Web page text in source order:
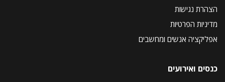
הצהרת נגישות
מדיניות הפרטיות
אפליקציה אנשים ומחשבים
כנסים ואירועים